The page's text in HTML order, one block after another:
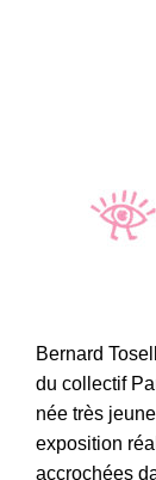
Bernard
du collectif
née très jeune
exposition
accrochées